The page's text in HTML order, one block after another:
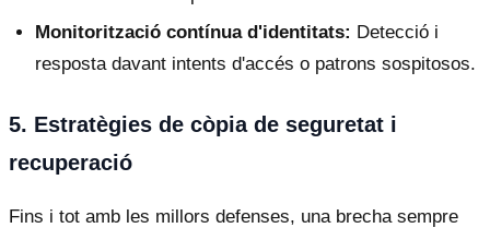
Monitorització contínua d'identitats: Detecció i
resposta davant intents d'accés o patrons sospitosos.
5. Estratègies de còpia de seguretat i
recuperació
Fins i tot amb les millors defenses, una brecha sempre